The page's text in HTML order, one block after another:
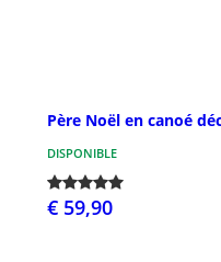
Père Noël en canoé
DISPONIBLE
€ 59,90